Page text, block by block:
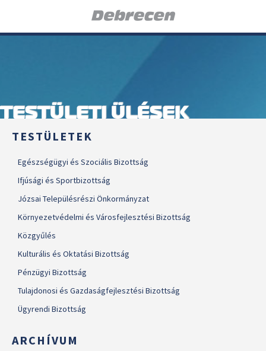
TESTÜLETI ÜLÉSEK
TESTÜLETEK
Egészségügyi és Szociális Bizottság
Ifjúsági és Sportbizottság
Józsai Településrészi Önkormányzat
Környezetvédelmi és Városfejlesztési Bizottság
Közgyűlés
Kulturális és Oktatási Bizottság
Pénzügyi Bizottság
Tulajdonosi és Gazdaságfejlesztési Bizottság
Ügyrendi Bizottság
ARCHÍVUM